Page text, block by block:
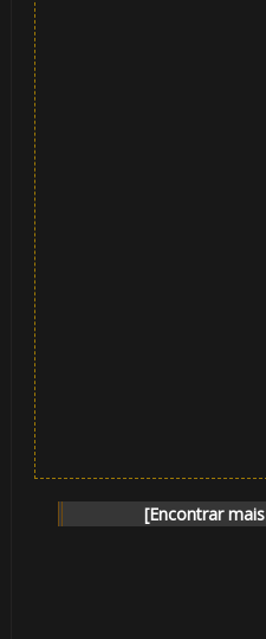
[Encontrar mais